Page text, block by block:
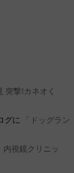
突撃!カネオく
グに
「ドッグラン
内視鏡クリニッ